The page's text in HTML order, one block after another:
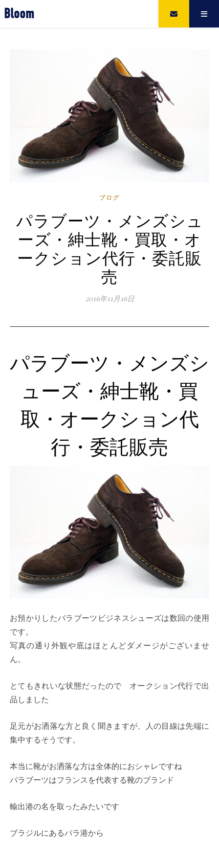
Bloom
ブログ
パラブーツ・メンズシュ
ーズ・紳士靴・買取・オ
ークション代行・委託販
売
2016年11月16日
パラブーツ・メンズシ
ューズ・紳士靴・買
取・オークション代
行・委託販売
お預かりしたパラブーツビジネスシューズは数回の使用
です。
写真の通り外観や底はほとんどダメージがございませ
ん。
とてもきれいな状態だったので オークション代行で出
品しました
足元がお洒落な方と良く聞きますが、人の目線は先端に
集中するそうです。
本当に靴がお洒落な方は全体的におシャレですね
パラブーツはフランスを代表する靴のブランド
輸出港の名を取ったみたいです
ブラジルにあるパラ港から